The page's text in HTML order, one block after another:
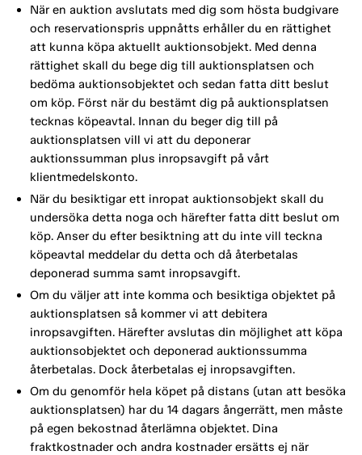
När en auktion avslutats med dig som hösta budgivare
och reservationspris uppnåtts erhåller du en rättighet
att kunna köpa aktuellt auktionsobjekt. Med denna
rättighet skall du bege dig till auktionsplatsen och
bedöma auktionsobjektet och sedan fatta ditt beslut
om köp. Först när du bestämt dig på auktionsplatsen
tecknas köpeavtal. Innan du beger dig till på
auktionsplatsen vill vi att du deponerar
auktionssumman plus inropsavgift på vårt
klientmedelskonto.
När du besiktigar ett inropat auktionsobjekt skall du
undersöka detta noga och härefter fatta ditt beslut om
köp. Anser du efter besiktning att du inte vill teckna
köpeavtal meddelar du detta och då återbetalas
deponerad summa samt inropsavgift.
Om du väljer att inte komma och besiktiga objektet på
auktionsplatsen så kommer vi att debitera
inropsavgiften. Härefter avslutas din möjlighet att köpa
auktionsobjektet och deponerad auktionssumma
återbetalas. Dock återbetalas ej inropsavgiften.
Om du genomför hela köpet på distans (utan att besöka
auktionsplatsen) har du 14 dagars ångerrätt, men måste
på egen bekostnad återlämna objektet. Dina
fraktkostnader och andra kostnader ersätts ej när